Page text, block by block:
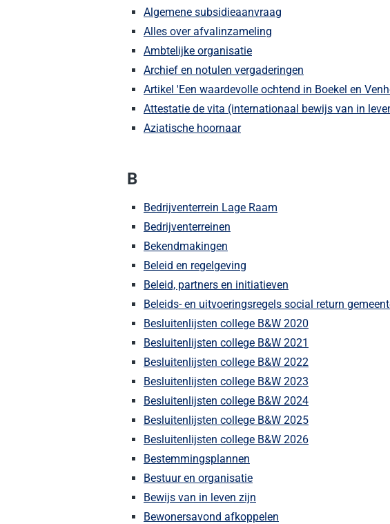
Algemene subsidieaanvraag
Alles over afvalinzameling
Ambtelijke organisatie
Archief en notulen vergaderingen
Artikel 'Een waardevolle ochtend in Boekel en
Attestatie de vita (internationaal bewijs van in
Aziatische hoornaar
B
Bedrijventerrein Lage Raam
Bedrijventerreinen
Bekendmakingen
Beleid en regelgeving
Beleid, partners en initiatieven
Beleids- en uitvoeringsregels social return
Besluitenlijsten college B&W 2020
Besluitenlijsten college B&W 2021
Besluitenlijsten college B&W 2022
Besluitenlijsten college B&W 2023
Besluitenlijsten college B&W 2024
Besluitenlijsten college B&W 2025
Besluitenlijsten college B&W 2026
Bestemmingsplannen
Bestuur en organisatie
Bewijs van in leven zijn
Bewonersavond afkoppelen